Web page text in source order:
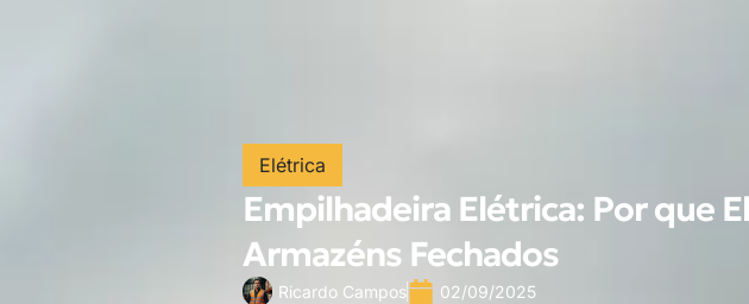
Elétrica
Empilhadeira Elétrica: Por que
Armazéns Fechados
Ricardo Campos 02/09/2025